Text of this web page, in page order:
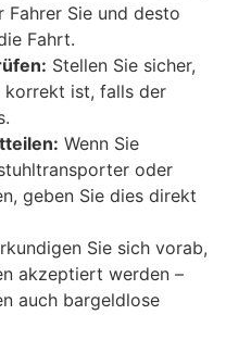
Sie und desto
Fahrt.
Stellen Sie sicher,
korrekt ist, falls der
Wenn Sie
oder
geben Sie dies direkt
Sie sich vorab,
akzeptiert werden –
auch bargeldlose